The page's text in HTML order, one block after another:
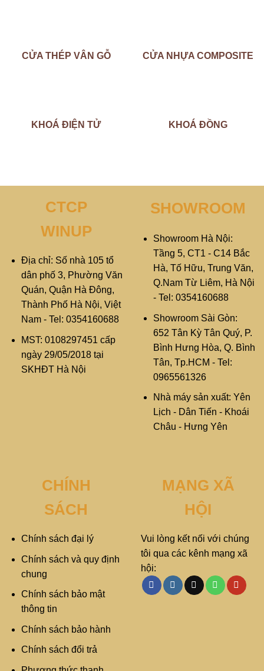
CỬA THÉP VÂN GỖ CỬA NHỰA COMPOSITE
KHOÁ ĐIỆN TỬ KHOÁ ĐỒNG
CTCP
WINUP
Địa chỉ: Số nhà 105 tổ
dân phố 3, Phường Văn
Quán, Quận Hà Đông,
Thành Phố Hà Nội, Việt
Nam - Tel: 0354160688
MST: 0108297451 cấp
ngày 29/05/2018 tại
SKHĐT Hà Nội
SHOWROOM
Showroom Hà Nội:
Tầng 5, CT1 - C14 Bắc
Hà, Tố Hữu, Trung Văn,
Q.Nam Từ Liêm, Hà Nội
- Tel: 0354160688
Showroom Sài Gòn:
652 Tân Kỳ Tân Quý, P.
Bình Hưng Hòa, Q. Bình
Tân, Tp.HCM - Tel:
0965561326
Nhà máy sản xuất: Yên
Lịch - Dân Tiến - Khoái
Châu - Hưng Yên
CHÍNH
SÁCH
Chính sách đại lý
Chính sách và quy định
chung
Chính sách bảo mật
thông tin
Chính sách bảo hành
Chính sách đổi trả
MẠNG XÃ
HỘI
Vui lòng kết nối với chúng
tôi qua các kênh mạng xã
hội: